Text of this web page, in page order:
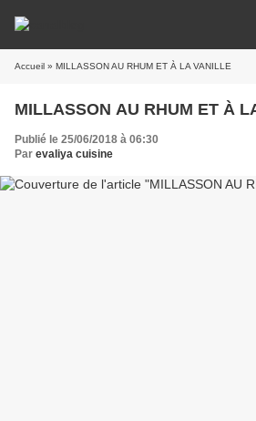
Accueil » MILLASSON AU RHUM ET À LA VANILLE
MILLASSON AU RHUM ET À
Publié le 25/06/2018 à 06:30
Par evaliya cuisine